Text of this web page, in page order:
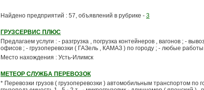
Найдено предприятий : 57, объявлений в рубрике - 3
ГРУЗСЕРВИС ПЛЮС
Предлагаем услуги : - разгрузка , погрузка контейнеров , вагонов ; -
офисов ; - грузоперевозки ( ГАЗель , КАМАЗ ) по городу ; - любые
Место нахождения : Усть-Илимск
МЕТЕОР СЛУЖБА ПЕРЕВОЗОК
* Перевозки грузов ( грузоперевозки ) автомобильным транспортом по